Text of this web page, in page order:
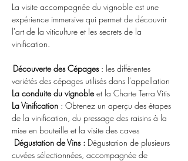
La visite accompagnée du vignoble est une
expérience immersive qui permet de découvrir
l'art de la viticulture et les secrets de la
vinification.
Découverte des Cépages : les différentes
variétés des cépages utilisés dans l'appellation
La conduite du vignoble et la Charte Terra Vitis
La Vinification : Obtenez un aperçu des étapes
de la vinification, du pressage des raisins à la
mise en bouteille et la visite des caves
Dégustation de Vins : Dégustation de plusieurs
cuvées sélectionnées, accompagnée de